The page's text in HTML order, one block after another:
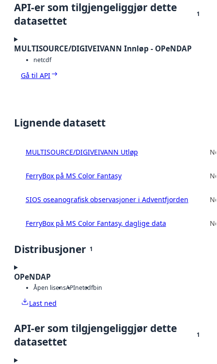
API-er som tilgjengeliggjør dette
datasettet
1
MULTISOURCE/DIGIVEIVANN Innløp - OPeNDAP
netcdf
Gå til API
Lignende datasett
MULTISOURCE/DIGIVEIVANN Utløp
FerryBox på MS Color Fantasy
SIOS oseanografisk observasjoner i Adventfjorden
FerryBox på MS Color Fantasy, daglige data
Distribusjoner 1
OPeNDAP
Åpen lisensAPInetcdfbin
Last ned
API-er som tilgjengeliggjør dette
datasettet
1